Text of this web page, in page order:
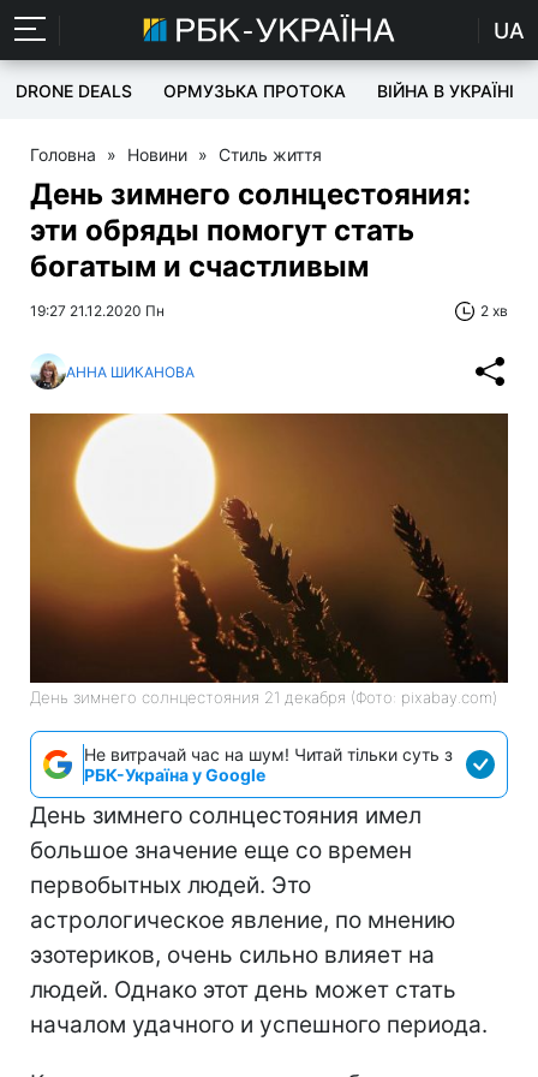
UA
DRONE DEALS ОРМУЗЬКА ПРОТОКА ВІЙНА В УКРАЇНІ
Головна » Новини » Стиль життя
День зимнего солнцестояния:
эти обряды помогут стать
богатым и счастливым
19:27 21.12.2020 Пн 2 хв
АННА ШИКАНОВА
День зимнего солнцестояния 21 декабря (Фото: pixabay.com)
Не витрачай час на шум! Читай тільки суть з
РБК-Україна у Google
День зимнего солнцестояния имел
большое значение еще со времен
первобытных людей. Это
астрологическое явление, по мнению
эзотериков, очень сильно влияет на
людей. Однако этот день может стать
началом удачного и успешного периода.